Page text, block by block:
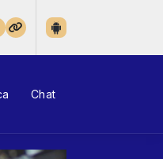
Parada Dura ft. Rionegro e
Chat